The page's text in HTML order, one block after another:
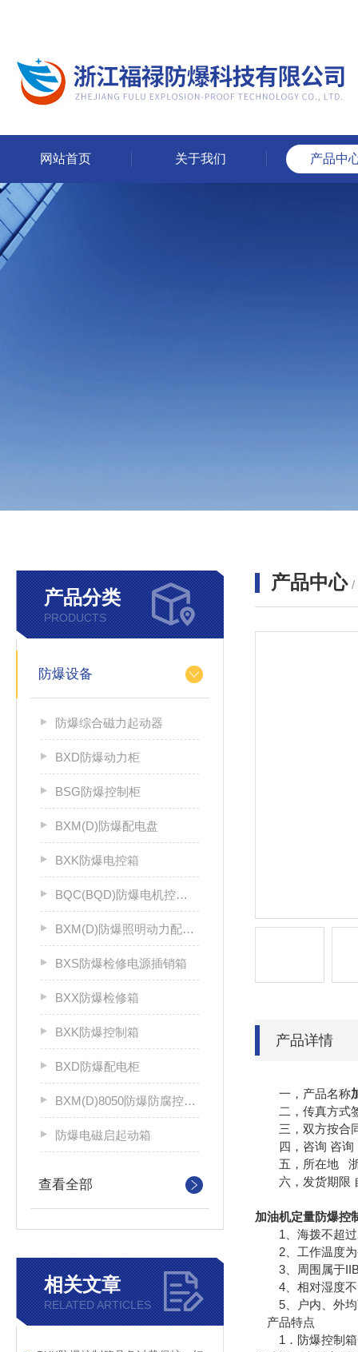
网站首页 关于我们 产品中
产品分类
PRODUCTS
防爆设备
防爆综合磁力起动器
BXD防爆动力柜
BSG防爆控制柜
BXM(D)防爆配电盘
BXK防爆电控箱
BQC(BQD)防爆电机控制器
BXM(D)防爆照明动力配电箱
BXS防爆检修电源插销箱
BXX防爆检修箱
BXK防爆控制箱
BXD防爆配电柜
BXM(D)8050防爆防腐控制配电箱
防爆电磁启起动箱
查看全部
相关文章
RELATED ARTICLES
产品中心 /
产品详情
一，产品名称
二，传真方式
三，双方按合同
四，咨询 咨询
五，所在地 浙
六，发货期限
加油机定量防爆控
1、海拨不超过
2、工作温度
3、周围属于IIB
4、相对湿度不
5、户内、外均
产品特点
1．防爆控制箱